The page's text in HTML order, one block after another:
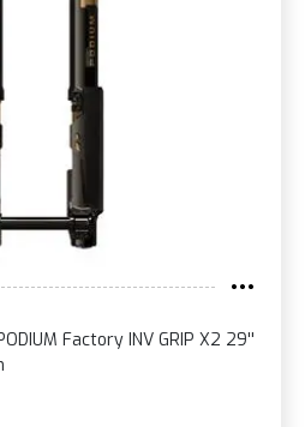
Factory INV GRIP X2 29''